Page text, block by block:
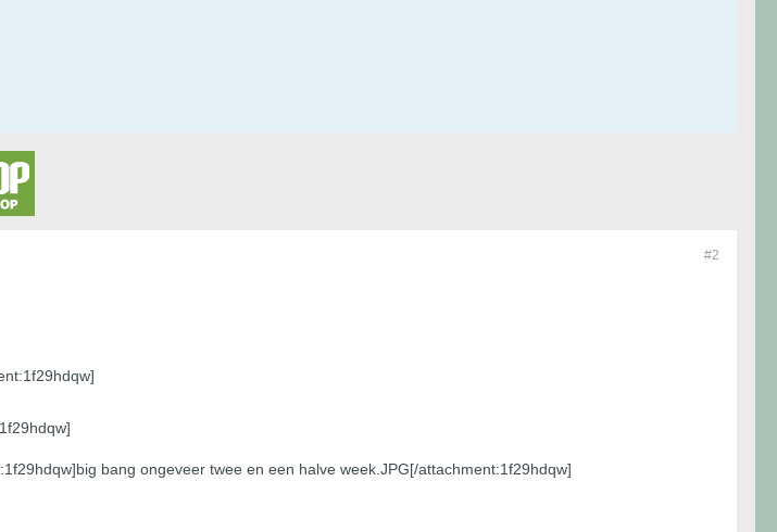
#2
bang ongeveer twee en een halve week.JPG[/attachment:1f29hdqw]